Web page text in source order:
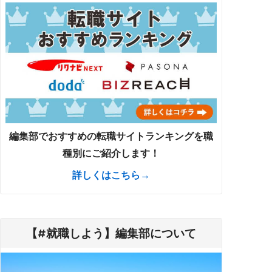
編集部でおすすめの転職サイトランキングを職
種別にご紹介します！
詳しくはこちら→
【#就職しよう】編集部について